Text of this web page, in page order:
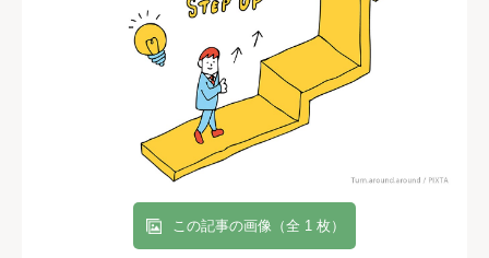
この記事の画像（全 1 枚）